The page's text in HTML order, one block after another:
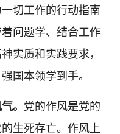
切工作的行动指南
问题学、结合工作
实质和实践要求，
国本领学到手。
。 党的作风是党的
生死存亡。作风上